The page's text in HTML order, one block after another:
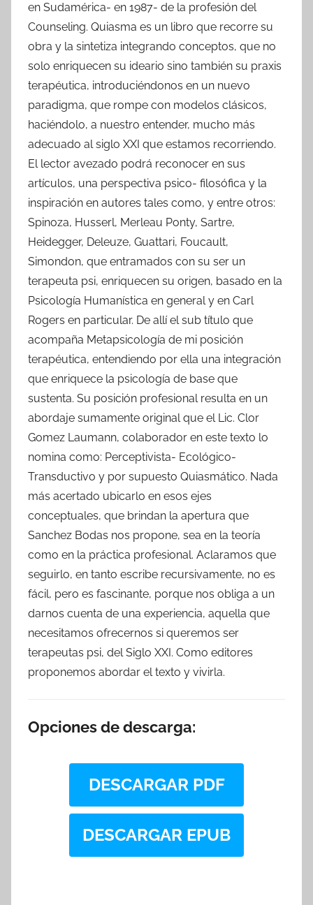
en Sudamérica- en 1987- de la profesión del
Counseling. Quiasma es un libro que recorre su
obra y la sintetiza integrando conceptos, que no
solo enriquecen su ideario sino también su praxis
terapéutica, introduciéndonos en un nuevo
paradigma, que rompe con modelos clásicos,
haciéndolo, a nuestro entender, mucho más
adecuado al siglo XXI que estamos recorriendo.
El lector avezado podrá reconocer en sus
artículos, una perspectiva psico- filosófica y la
inspiración en autores tales como, y entre otros:
Spinoza, Husserl, Merleau Ponty, Sartre,
Heidegger, Deleuze, Guattari, Foucault,
Simondon, que entramados con su ser un
terapeuta psi, enriquecen su origen, basado en la
Psicología Humanística en general y en Carl
Rogers en particular. De allí el sub título que
acompaña Metapsicología de mi posición
terapéutica, entendiendo por ella una integración
que enriquece la psicología de base que
sustenta. Su posición profesional resulta en un
abordaje sumamente original que el Lic. Clor
Gomez Laumann, colaborador en este texto lo
nomina como: Perceptivista- Ecológico-
Transductivo y por supuesto Quiasmático. Nada
más acertado ubicarlo en esos ejes
conceptuales, que brindan la apertura que
Sanchez Bodas nos propone, sea en la teoría
como en la práctica profesional. Aclaramos que
seguirlo, en tanto escribe recursivamente, no es
fácil, pero es fascinante, porque nos obliga a un
darnos cuenta de una experiencia, aquella que
necesitamos ofrecernos si queremos ser
terapeutas psi, del Siglo XXI. Como editores
proponemos abordar el texto y vivirla.
Opciones de descarga:
DESCARGAR PDF
DESCARGAR EPUB